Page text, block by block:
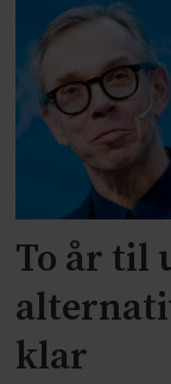
To år til
klar